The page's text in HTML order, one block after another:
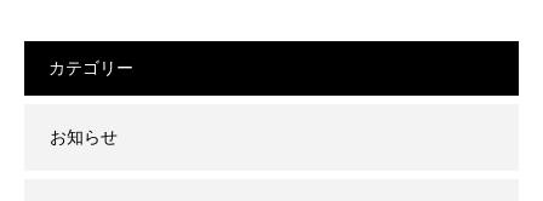
カテゴリー
お知らせ